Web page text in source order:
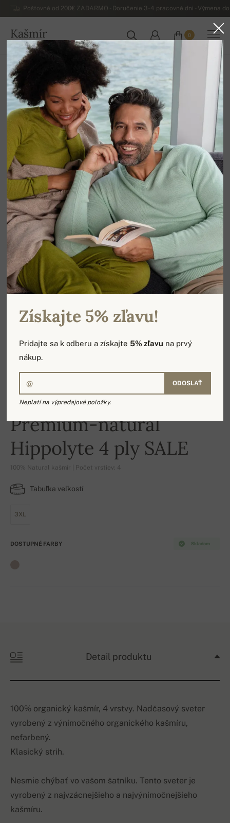
Poštovné od 200€ ZADARMO - Doručenie 3-4 pracovné dni - Výmena
Kašmír
SLOVENSKO
0
Domov Pánske svetre
-16%
Premium-natural
Hippolyte 4 ply SALE
100% Natural kašmír | Počet vrstiev: 4
Tabuľka veľkostí
3XL
Skladom
DOSTUPNÉ FARBY
Detail produktu
100% organický kašmír, 4 vrstvy. Nadčasový sveter
vyrobený z výnimočného organického kašmíru,
nefarbený.
Klasický strih.
Nesmie chýbať vo vašom šatníku. Tento sveter je
vyrobený z najvzácnejšieho a najvýnimočnejšieho
kašmíru.
Získajte 5% zľavu!
Pridajte sa k odberu a získajte5% zľavu na prvý
nákup.
ODOSLAŤ
Neplatí na výpredajové položky.